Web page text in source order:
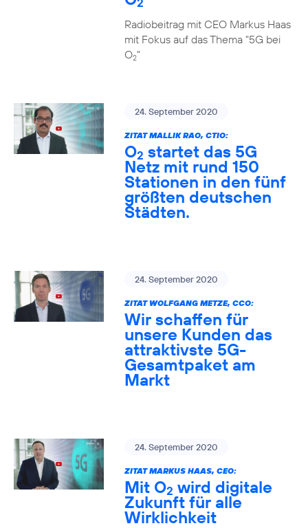
Radiobeitrag mit CEO Markus Haas
mit Fokus auf das Thema "5G bei
O2"
24. September 2020
ZITAT MALLIK RAO, CTIO:
O2 startet das 5G
Netz mit rund 150
Stationen in den fünf
größten deutschen
Städten.
24. September 2020
ZITAT WOLFGANG METZE, CCO:
Wir schaffen für
unsere Kunden das
attraktivste 5G-
Gesamtpaket am
Markt
24. September 2020
ZITAT MARKUS HAAS, CEO:
Mit O2 wird digitale
Zukunft für alle
Wirklichkeit